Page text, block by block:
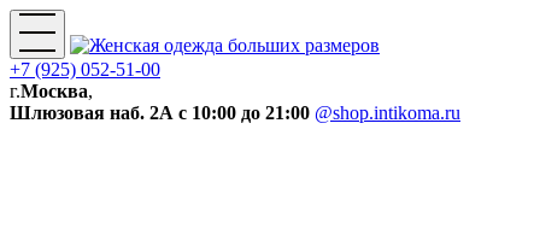
+7 (925) 052-51-00
г.Москва,
Шлюзовая наб. 2А с 10:00 до 21:00 @shop.intikoma.ru